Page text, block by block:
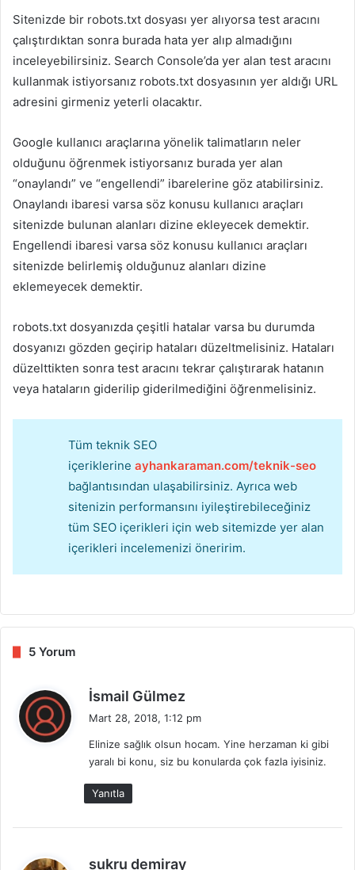
Sitenizde bir robots.txt dosyası yer alıyorsa test aracını
çalıştırdıktan sonra burada hata yer alıp almadığını
inceleyebilirsiniz. Search Console’da yer alan test aracını
kullanmak istiyorsanız robots.txt dosyasının yer aldığı URL
adresini girmeniz yeterli olacaktır.
Google kullanıcı araçlarına yönelik talimatların neler
olduğunu öğrenmek istiyorsanız burada yer alan
“onaylandı” ve “engellendi” ibarelerine göz atabilirsiniz.
Onaylandı ibaresi varsa söz konusu kullanıcı araçları
sitenizde bulunan alanları dizine ekleyecek demektir.
Engellendi ibaresi varsa söz konusu kullanıcı araçları
sitenizde belirlemiş olduğunuz alanları dizine
eklemeyecek demektir.
robots.txt dosyanızda çeşitli hatalar varsa bu durumda
dosyanızı gözden geçirip hataları düzeltmelisiniz. Hataları
düzelttikten sonra test aracını tekrar çalıştırarak hatanın
veya hataların giderilip giderilmediğini öğrenmelisiniz.
Tüm teknik SEO
içeriklerine ayhankaraman.com/teknik-seo
bağlantısından ulaşabilirsiniz. Ayrıca web
sitenizin performansını iyileştirebileceğiniz
tüm SEO içerikleri için web sitemizde yer alan
içerikleri incelemenizi öneririm.
5 Yorum
İsmail Gülmez
i
k
Mart 28, 2018, 1:12 pm
Elinize sağlık olsun hocam. Yine herzaman ki gibi
yaralı bi konu, siz bu konularda çok fazla iyisiniz.
Yanıtla
sukru demiray